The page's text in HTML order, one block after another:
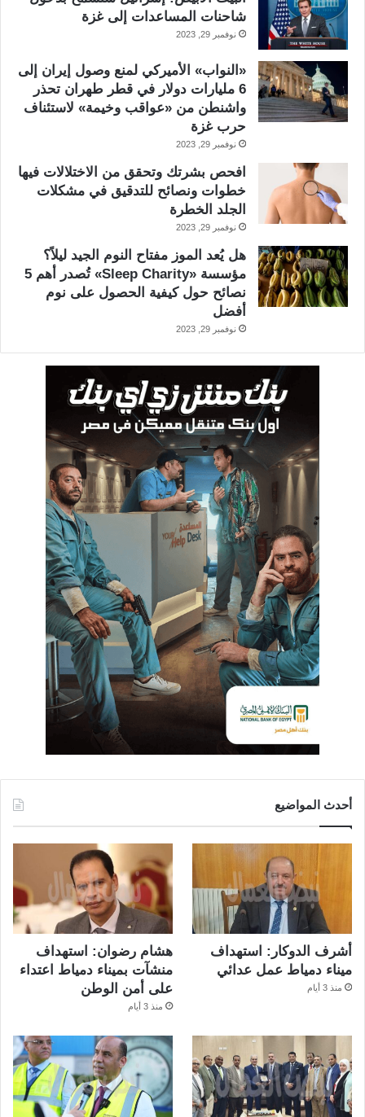
شاحنات المساعدات إلى غزة
نوفمبر 29, 2023
«النواب» الأميركي لمنع وصول إيران إلى
6 مليارات دولار في قطر طهران تحذر
واشنطن من «عواقب وخيمة» لاستئناف
حرب غزة
نوفمبر 29, 2023
افحص بشرتك وتحقق من الاختلالات فيها
خطوات ونصائح للتدقيق في مشكلات
الجلد الخطرة
نوفمبر 29, 2023
هل يُعد الموز مفتاح النوم الجيد ليلاً؟
مؤسسة «Sleep Charity» تُصدر أهم 5
نصائح حول كيفية الحصول على نوم
أفضل
نوفمبر 29, 2023
أحدث المواضيع
أشرف الدوكار: استهداف
ميناء دمياط عمل عدائي
منذ 3 أيام
هشام رضوان: استهداف
منشآت بميناء دمياط اعتداء
على أمن الوطن
منذ 3 أيام